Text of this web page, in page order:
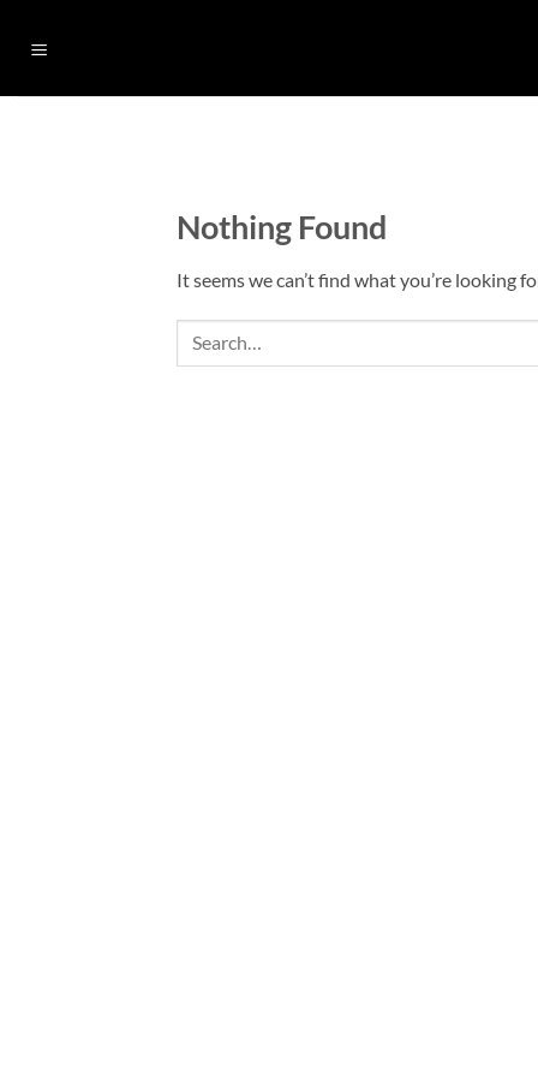
Nothing Found
It seems we can’t find what you’re looking